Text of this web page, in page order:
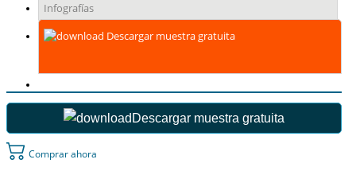
Infografías
Descargar muestra gratuita
Descargar muestra gratuita
Comprar ahora